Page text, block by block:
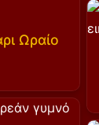
Ωραίο